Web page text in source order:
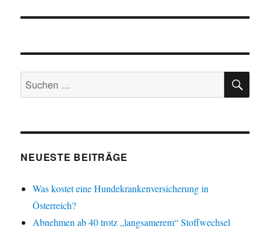
Suchen
nach:
NEUESTE BEITRÄGE
Was kostet eine Hundekrankenversicherung in
Österreich?
Abnehmen ab 40 trotz „langsamerem“ Stoffwechsel